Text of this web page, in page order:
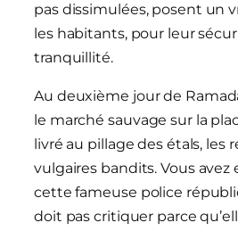
pas dissimulées, posent un
les habitants, pour leur
tranquillité.
Au deuxième jour de
le marché sauvage sur la
livré au pillage des étals, les
vulgaires bandits. Vous
cette fameuse police
doit pas critiquer parce